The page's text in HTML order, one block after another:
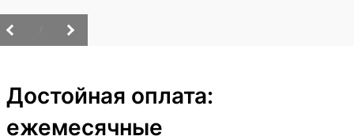
Достойная оплата:
ежемесячные